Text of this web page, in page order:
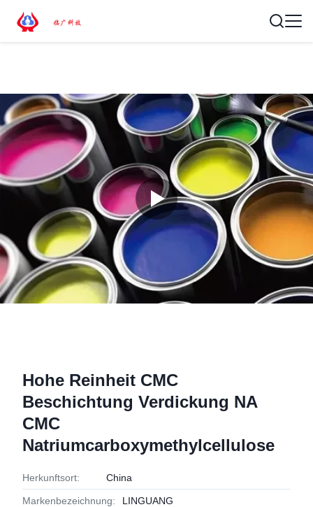
Hohe Reinheit CMC
Beschichtung Verdickung NA
CMC
Natriumcarboxymethylcellulose
Herkunftsort: China
Markenbezeichnung: LINGUANG